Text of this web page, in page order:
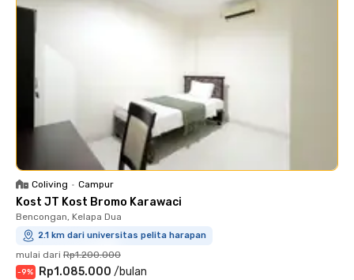
Coliving • Campur
Kost JT Kost Bromo Karawaci
Bencongan, Kelapa Dua
2.1 km dari universitas pelita harapan
mulai dari Rp1.200.000
-9% Rp1.085.000 /bulan